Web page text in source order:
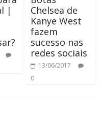
|
Chelsea de
Kanye West
fazem
sucesso nas
redes sociais
13/06/2017
0